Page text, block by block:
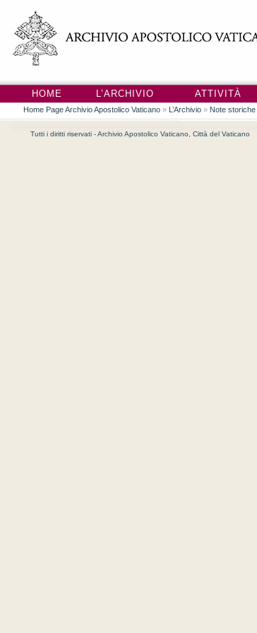
HOME L’ARCHIVIO ATTIVITÀ
Home Page Archivio Apostolico Vaticano » L’Archivio » Note storiche
Tutti i diritti riservati - Archivio Apostolico Vaticano, Città del Vaticano